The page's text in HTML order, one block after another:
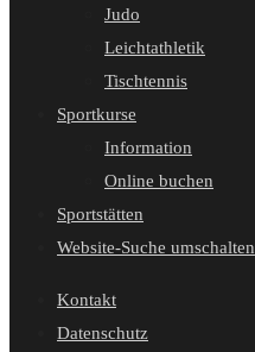
Judo
Leichtathletik
Tischtennis
Sportkurse
Information
Online buchen
Sportstätten
Website-Suche umschalten
Kontakt
Datenschutz